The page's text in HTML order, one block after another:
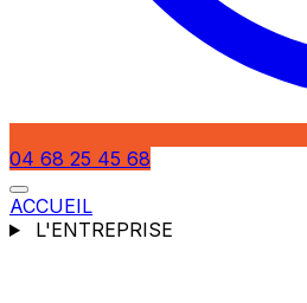
04 68 25 45 68
ACCUEIL
L'ENTREPRISE